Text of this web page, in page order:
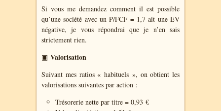
Si vous me demandez comment il est possible
qu’une société avec un P/FCF = 1,7 ait une EV
négative, je vous répondrai que je n’en sais
strictement rien.
▣ Valorisation
Suivant mes ratios « habituels », on obtient les
valorisations suivantes par action :
Trésorerie nette par titre = 0,93 €